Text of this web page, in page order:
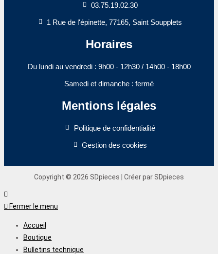
03.75.19.02.30
1 Rue de l'épinette, 77165, Saint Soupplets
Horaires
Du lundi au vendredi : 9h00 - 12h30 / 14h00 - 18h00​
Samedi et dimanche : fermé
Mentions légales
Politique de confidentialité
Gestion des cookies
Copyright © 2026 SDpieces | Créer par SDpieces
Fermer le menu
Accueil
Boutique
Bulletins technique